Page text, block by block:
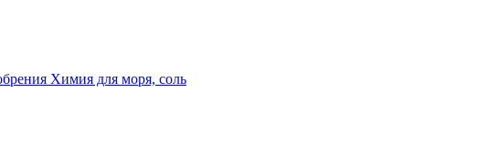
Химия для моря, соль